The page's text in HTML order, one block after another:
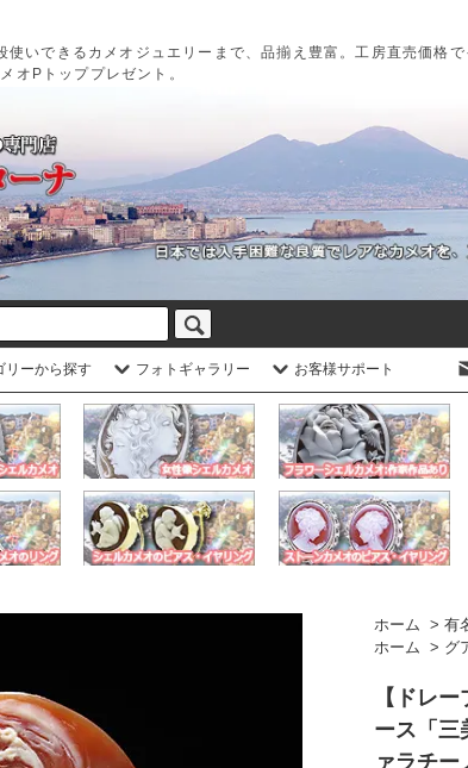
いできるカメオジュエリーまで、品揃え豊富。工房直売価格
オPトッププレゼント。
リーから探す フォトギャラリー お客様サポート
ホーム > 有
ホーム > グ
【ドレ
ース「
ァラチー